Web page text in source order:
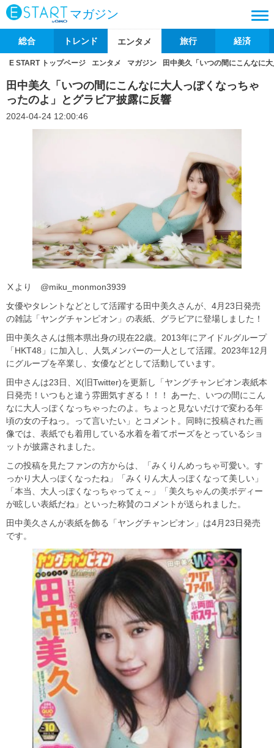
マガジン
総合 トレンド エンタメ 旅行 経済
E START トップページ エンタメ マガジン 田中美久「いつの間にこんなに
田中美久「いつの間にこんなに大人っぽくなっちゃ
ったのよ」とグラビア披露に反響
2024-04-24 12:00:46
Ⅹより @miku_monmon3939
女優やタレントなどとして活躍する田中美久さんが、4月23日発売
の雑誌「ヤングチャンピオン」の表紙、グラビアに登場しました！
田中美久さんは熊本県出身の現在22歳。2013年にアイドルグループ
「HKT48」に加入し、人気メンバーの一人として活躍。2023年12月
にグループを卒業し、女優などとして活動しています。
田中さんは23日、X(旧Twitter)を更新し「ヤングチャンピオン表紙本
日発売！いつもと違う雰囲気すぎる！！！ あーた、いつの間にこん
なに大人っぽくなっちゃったのよ。ちょっと見ないだけで変わる年
頃の女の子ねっ。って言いたい」とコメント。同時に投稿された画
像では、表紙でも着用している水着を着てポーズをとっているショ
ットが披露されました。
この投稿を見たファンの方からは、「みくりんめっちゃ可愛い。す
っかり大人っぽくなったね」「みくりん大人っぽくなって美しい」
「本当、大人っぽくなっちゃってぇ～」「美久ちゃんの美ボディー
が眩しい表紙だね」といった称賛のコメントが送られました。
田中美久さんが表紙を飾る「ヤングチャンピオン」は4月23日発売
です。